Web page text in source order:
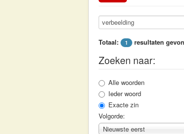
Zoekterm:
Totaal: 1 resultaten
Zoeken naar:
Alle woorden
Ieder woord
Exacte zin
Volgorde:
Nieuwste eerst